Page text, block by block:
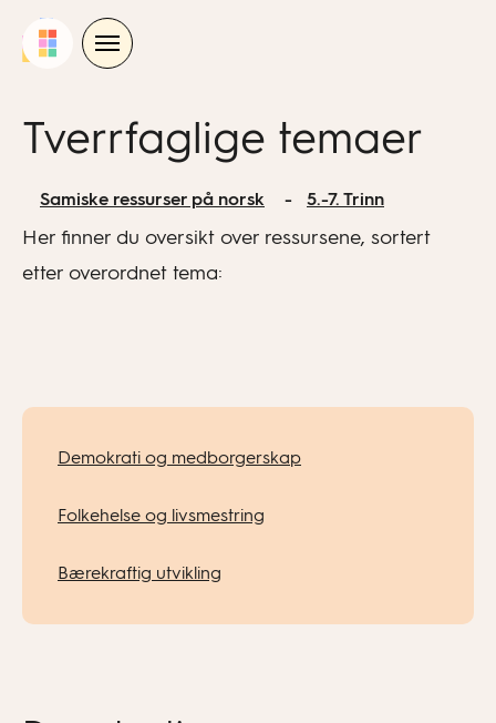
Tverrfaglige temaer
Samiske ressurser på norsk 5.-7. Trinn
Her finner du oversikt over ressursene, sortert
etter overordnet tema:
Demokrati og medborgerskap
Folkehelse og livsmestring
Bærekraftig utvikling